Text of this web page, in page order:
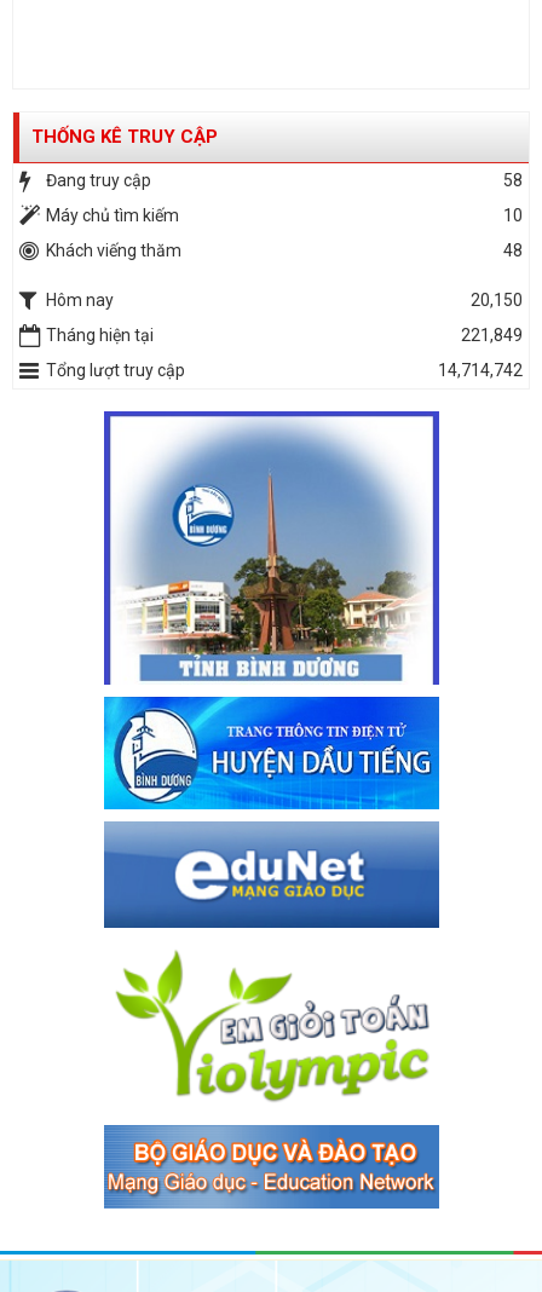
THỐNG KÊ TRUY CẬP
Đang truy cập
58
Máy chủ tìm kiếm
10
Khách viếng thăm
48
Hôm nay
20,150
Tháng hiện tại
221,849
Tổng lượt truy cập
14,714,742